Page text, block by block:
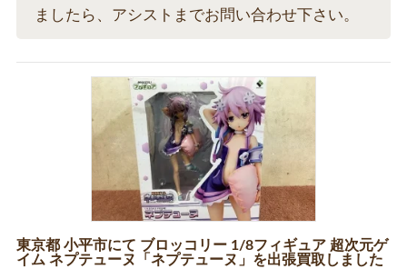
ましたら、アシストまでお問い合わせ下さい。
東京都 小平市にて ブロッコリー 1/8フィギュア 超次元ゲ
イム ネプテューヌ「ネプテューヌ」を出張買取しました